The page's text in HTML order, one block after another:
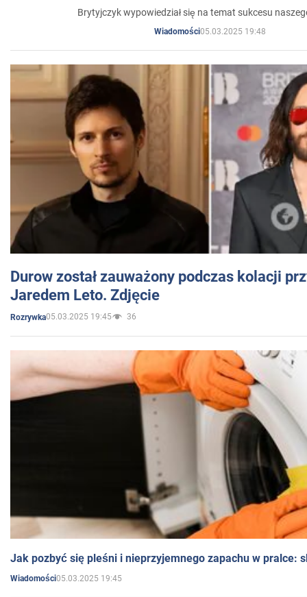
Brytyjczyk wypowiedział się na temat sukcesu
Wiadomości05.03.2025 19:48
Durow został zauważony podczas kolacji
Jaredem Leto. Zdjęcie
Rozrywka05.03.2025 19:45 36
Jak pozbyć się pleśni i nieprzyjemnego zapachu w pralce:
Wiadomości05.03.2025 19:45